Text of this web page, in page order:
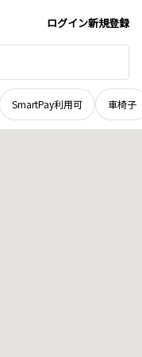
ログイン新規登録
SmartPay利用可 車椅子